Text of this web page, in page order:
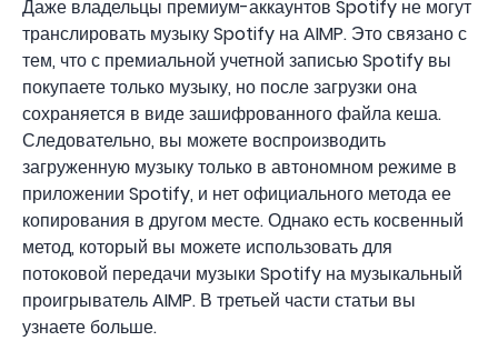
Даже владельцы премиум-аккаунтов Spotify не могут
транслировать музыку Spotify на AIMP. Это связано с
тем, что с премиальной учетной записью Spotify вы
покупаете только музыку, но после загрузки она
сохраняется в виде зашифрованного файла кеша.
Следовательно, вы можете воспроизводить
загруженную музыку только в автономном режиме в
приложении Spotify, и нет официального метода ее
копирования в другом месте. Однако есть косвенный
метод, который вы можете использовать для
потоковой передачи музыки Spotify на музыкальный
проигрыватель AIMP. В третьей части статьи вы
узнаете больше.